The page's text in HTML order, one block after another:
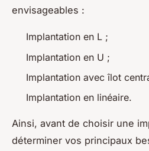
envisageables :
Implantation en L ;
Implantation en U ;
Implantation avec îlot
Implantation en linéaire.
Ainsi, avant de choisir une
déterminer vos principaux